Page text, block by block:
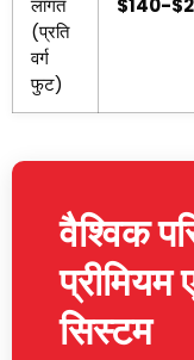
लागत
(प्रति
वर्ग
फुट)
$140-
वैश्विक
प्रीमियम
सिस्टम